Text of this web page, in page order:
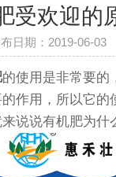
受欢迎的
日期：2019-06-03
的使用是非常要的
作用，所以它的
说说有机肥为什